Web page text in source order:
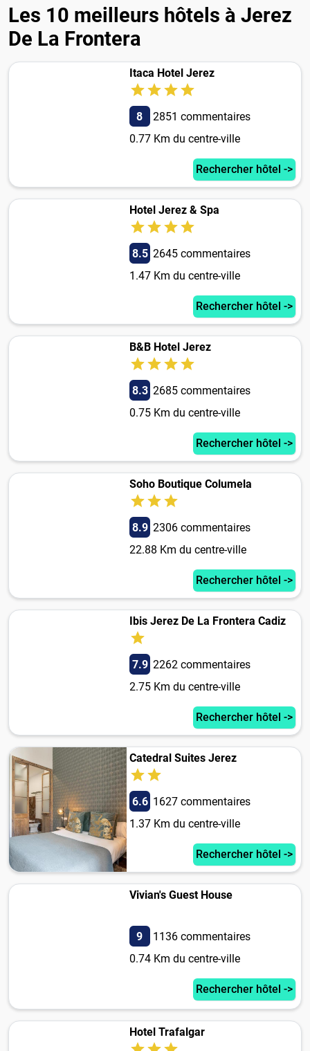
Les 10 meilleurs hôtels à Jerez
De La Frontera
Itaca Hotel Jerez
8
2851 commentaires
0.77 Km du centre-ville
Rechercher hôtel ->
Hotel Jerez & Spa
8.5 2645 commentaires
1.47 Km du centre-ville
Rechercher hôtel ->
B&B Hotel Jerez
8.3 2685 commentaires
0.75 Km du centre-ville
Rechercher hôtel ->
Soho Boutique Columela
8.9 2306 commentaires
22.88 Km du centre-ville
Rechercher hôtel ->
Ibis Jerez De La Frontera Cadiz
7.9 2262 commentaires
2.75 Km du centre-ville
Rechercher hôtel ->
Catedral Suites Jerez
6.6 1627 commentaires
1.37 Km du centre-ville
Rechercher hôtel ->
Vivian's Guest House
9
1136 commentaires
0.74 Km du centre-ville
Rechercher hôtel ->
Hotel Trafalgar